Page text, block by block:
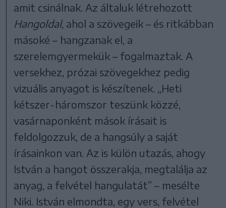
amit csinálnak. Az általuk létrehozott
Hangoldal, ahol a szövegeik – és ritkábban
másoké – hangzanak el, a
szerelemgyermekük – fogalmaztak. A
versekhez, prózai szövegekhez pedig
vizuális anyagot is készítenek. „Heti
kétszer-háromszor teszünk közzé,
vasárnaponként mások írásait is
feldolgozzuk, de a hangsúly a saját
írásainkon van. Az is külön utazás, ahogy
István a hangot összerakja, megtalálja az
anyag, a felvétel hangulatát” – mesélte
Niki. István elmondta, egy vers, felvétel